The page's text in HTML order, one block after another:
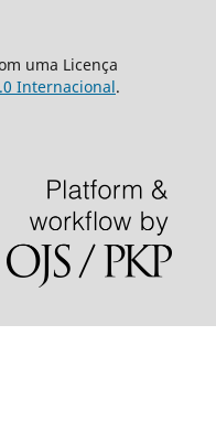
uma Licença
Internacional.